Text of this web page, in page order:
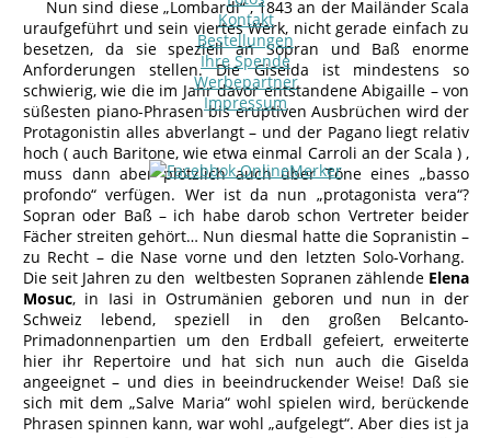
Kontakt
Bestellungen
Ihre Spende
Werbepartner
Impressum
Nun sind diese „Lombardi“ , 1843 an der Mailänder Scala
uraufgeführt und sein viertes Werk, nicht gerade einfach zu
besetzen, da sie speziell an Sopran und Baß enorme
Anforderungen stellen. Die Giselda ist mindestens so
schwierig, wie die im Jahr davor entstandene Abigaille – von
süßesten piano-Phrasen bis eruptiven Ausbrüchen wird der
Protagonistin alles abverlangt – und der Pagano liegt relativ
hoch ( auch Baritone, wie etwa einmal Carroli an der Scala ) ,
muss dann aber plötzlich auch über Töne eines „basso
profondo“ verfügen. Wer ist da nun „protagonista vera“?
Sopran oder Baß – ich habe darob schon Vertreter beider
Fächer streiten gehört… Nun diesmal hatte die Sopranistin –
zu Recht – die Nase vorne und den letzten Solo-Vorhang.
Die seit Jahren zu den weltbesten Sopranen zählende Elena
Mosuc, in Iasi in Ostrumänien geboren und nun in der
Schweiz lebend, speziell in den großen Belcanto-
Primadonnenpartien um den Erdball gefeiert, erweiterte
hier ihr Repertoire und hat sich nun auch die Giselda
angeeignet – und dies in beeindruckender Weise! Daß sie
sich mit dem „Salve Maria“ wohl spielen wird, berückende
Phrasen spinnen kann, war wohl „aufgelegt“. Aber dies ist ja